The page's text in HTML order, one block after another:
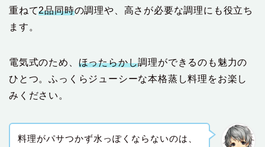
重ねて2品同時の調理や、高さが必要な調理にも役立ち
ます。
電気式のため、 ほったらかし調理ができるのも魅力の
ひとつ。ふっくらジューシーな本格蒸し料理をお楽し
みください。
料理がパサつかず水っぽくならないのは、